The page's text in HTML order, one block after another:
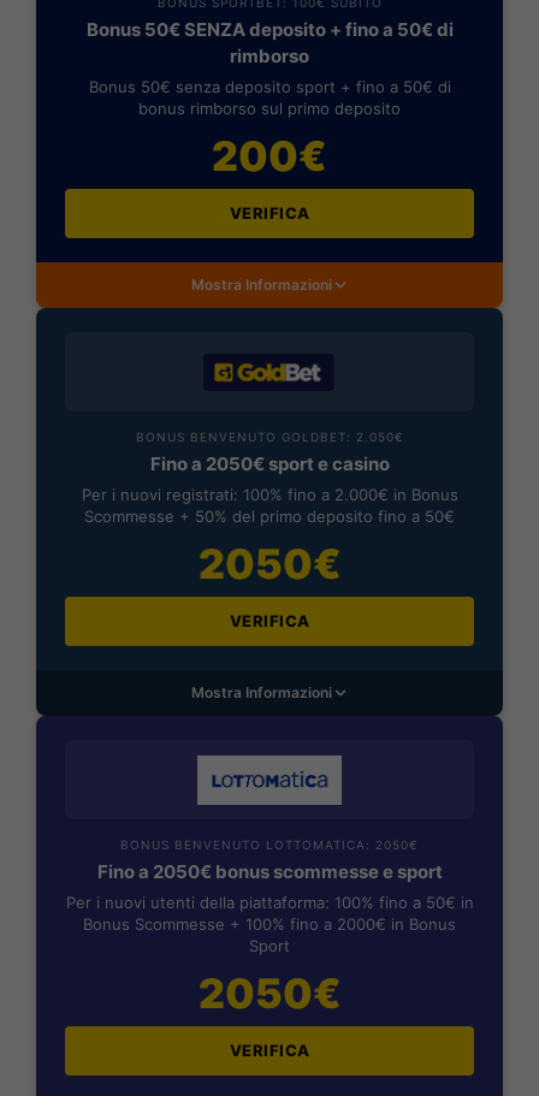
BONUS SPORTBET: 100€ SUBITO
Bonus 50€ SENZA deposito + fino a 50€ di
rimborso
Bonus 50€ senza deposito sport + fino a 50€ di
bonus rimborso sul primo deposito
200€
VERIFICA
Mostra Informazioni
BONUS BENVENUTO GOLDBET: 2.050€
Fino a 2050€ sport e casino
Per i nuovi registrati: 100% fino a 2.000€ in Bonus
Scommesse + 50% del primo deposito fino a 50€
2050€
VERIFICA
Mostra Informazioni
BONUS BENVENUTO LOTTOMATICA: 2050€
Fino a 2050€ bonus scommesse e sport
Per i nuovi utenti della piattaforma: 100% fino a 50€ in
Bonus Scommesse + 100% fino a 2000€ in Bonus
Sport
2050€
VERIFICA